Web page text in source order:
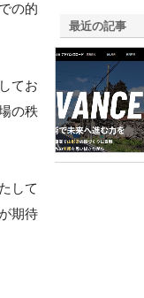
の的
てお
の秩
して
期待
最近の記事